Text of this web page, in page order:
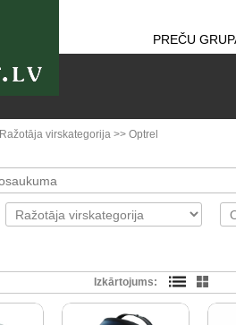
PREČU
Ražotāja virskategorija >> Optrel
Izkārtojums: